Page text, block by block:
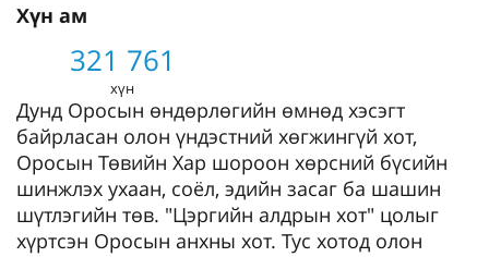
Хүн ам
321 761
хүн
Дунд Оросын өндөрлөгийн өмнөд хэсэгт
байрласан олон үндэстний хөгжингүй хот,
Оросын Төвийн Хар шороон хөрсний бүсийн
шинжлэх ухаан, соёл, эдийн засаг ба шашин
шүтлэгийн төв. "Цэргийн алдрын хот" цолыг
хүртсэн Оросын анхны хот. Тус хотод олон